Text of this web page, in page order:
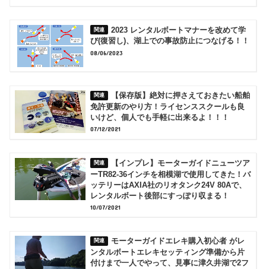
2023 レンタルボートマナーを改めて学
び(復習し)、湖上での事故防止につなげる！！
08/06/2023
【保存版】絶対に押さえておきたい船舶
免許更新のやり方！ライセンススクールも良
いけど、個人でも手軽に出来るよ！！！
07/12/2021
【インプレ】モーターガイドニューツア
ーTR82-36インチを相模湖で使用してきた！バ
ッテリーはAXIA社のリオタンク24V 80Aで、
レンタルボート後部にすっぽり収まる！
10/07/2021
モーターガイドエレキ購入初心者 がレ
ンタルボートエレキセッティング準備から片
付けまで一人でやって、見事に津久井湖で2フ